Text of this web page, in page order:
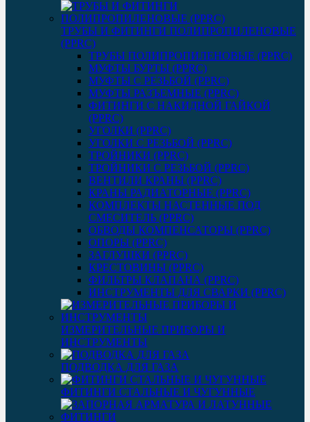
ТРУБЫ И ФИТИНГИ ПОЛИПРОПИЛЕНОВЫЕ
(PPRC)
ТРУБЫ ПОЛИПРОПИЛЕНОВЫЕ (PPRC)
МУФТЫ БУРТЫ (PPRC)
МУФТЫ C РЕЗЬБОЙ (PPRC)
МУФТЫ РАЗЪЕМНЫЕ (PPRC)
ФИТИНГИ С НАКИДНОЙ ГАЙКОЙ
(PPRC)
УГОЛКИ (PPRC)
УГОЛКИ С РЕЗЬБОЙ (PPRC)
ТРОЙНИКИ (PPRC)
ТРОЙНИКИ С РЕЗЬБОЙ (PPRC)
ВЕНТИЛИ КРАНЫ (PPRC)
КРАНЫ РАДИАТОРНЫЕ (PPRC)
КОМПЛЕКТЫ НАСТЕННЫЕ ПОД
СМЕСИТЕЛЬ (PPRC)
ОБВОДЫ КОМПЕНСАТОРЫ (PPRC)
ОПОРЫ (PPRC)
ЗАГЛУШКИ (PPRC)
КРЕСТОВИНЫ (PPRC)
ФИЛЬТРЫ КЛАПАНА (PPRC)
ИНСТРУМЕНТЫ ДЛЯ СВАРКИ (PPRC)
ИЗМЕРИТЕЛЬНЫЕ ПРИБОРЫ И
ИНСТРУМЕНТЫ
ПОДВОДКА ДЛЯ ГАЗА
ФИТИНГИ СТАЛЬНЫЕ И ЧУГУННЫЕ